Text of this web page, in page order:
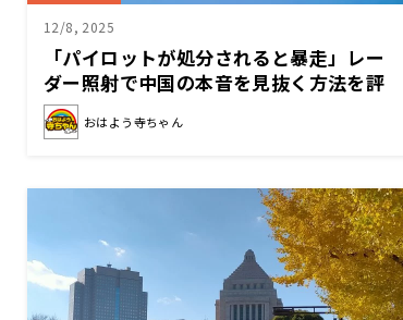
12/8, 2025
「パイロットが処分されると暴走」レー
ダー照射で中国の本音を見抜く方法を評
論家指摘
おはよう寺ちゃん